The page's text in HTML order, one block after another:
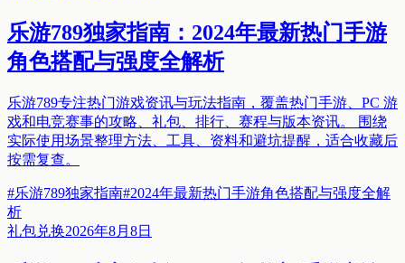
乐游789独家指南：2024年最新热门手游
角色搭配与强度全解析
乐游789专注热门游戏资讯与玩法指南，覆盖热门手游、PC 游
戏和电竞赛事的攻略、礼包、排行、赛程与版本资讯。 围绕
实际使用场景整理方法、工具、资料和避坑提醒，适合收藏后
按需复查。
#乐游789独家指南#2024年最新热门手游角色搭配与强度全解
析
礼包兑换2026年8月8日